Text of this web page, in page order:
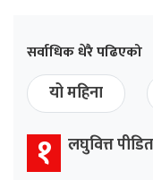
सर्वाधिक धेरै पढिएको
यो महिना
१ लघुवित्त